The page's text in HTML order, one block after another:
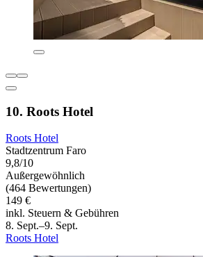
10. Roots Hotel
Roots Hotel
Stadtzentrum Faro
9,8/10
Außergewöhnlich
(464 Bewertungen)
149 €
inkl. Steuern & Gebühren
8. Sept.–9. Sept.
Roots Hotel